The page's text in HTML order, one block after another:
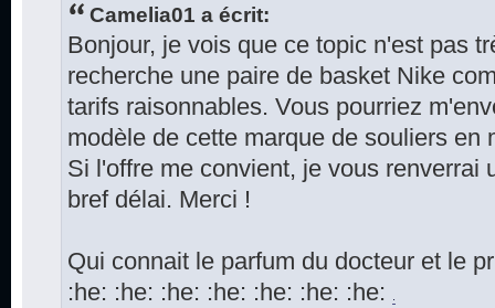
Camelia01 a écrit:
Bonjour, je vois que ce topic n'est pas
recherche une paire de basket Nike
tarifs raisonnables. Vous pourriez
modèle de cette marque de souliers en
Si l'offre me convient, je vous renverrai
bref délai. Merci !
Qui connait le parfum du docteur et le
:he: :he: :he: :he: :he: :he: :he: